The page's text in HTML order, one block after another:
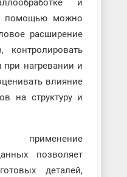
и
помощью можно
расширение
нагревании и
влияние
на структуру и
позволяет
деталей,